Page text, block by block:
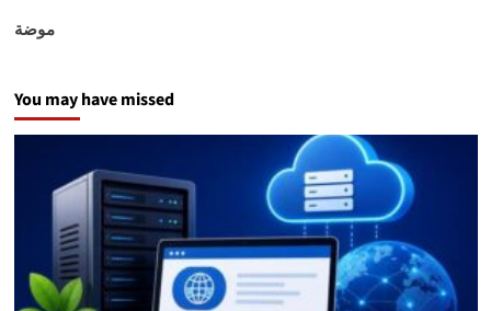
موضة
You may have missed